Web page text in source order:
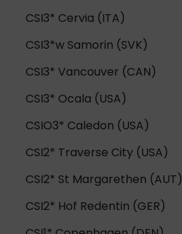
CSI3* Cervia (ITA)
CSI3*w Samorin (SVK)
CSI3* Vancouver (CAN)
CSI3* Ocala (USA)
CSIO3* Caledon (USA)
CSI2* Traverse City (USA)
CSI2* St Margarethen (AUT)
CSI2* Hof Redentin (GER)